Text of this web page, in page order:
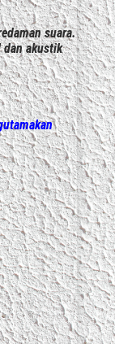
suara.
dan akustik